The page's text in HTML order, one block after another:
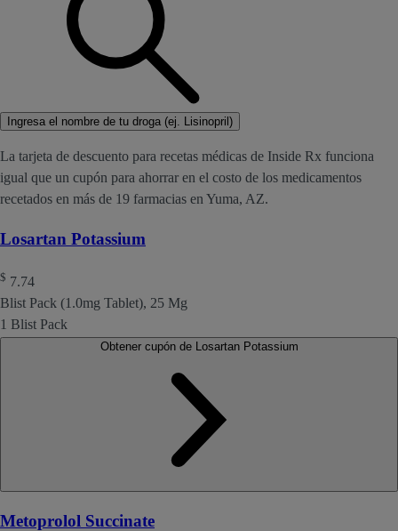
Ingresa el nombre de tu droga (ej. Lisinopril)
La tarjeta de descuento para recetas médicas de Inside Rx funciona
igual que un cupón para ahorrar en el costo de los medicamentos
recetados en más de 19 farmacias en Yuma, AZ.
Losartan Potassium
$ 7.74
Blist Pack (1.0mg Tablet), 25 Mg
1 Blist Pack
Metoprolol Succinate